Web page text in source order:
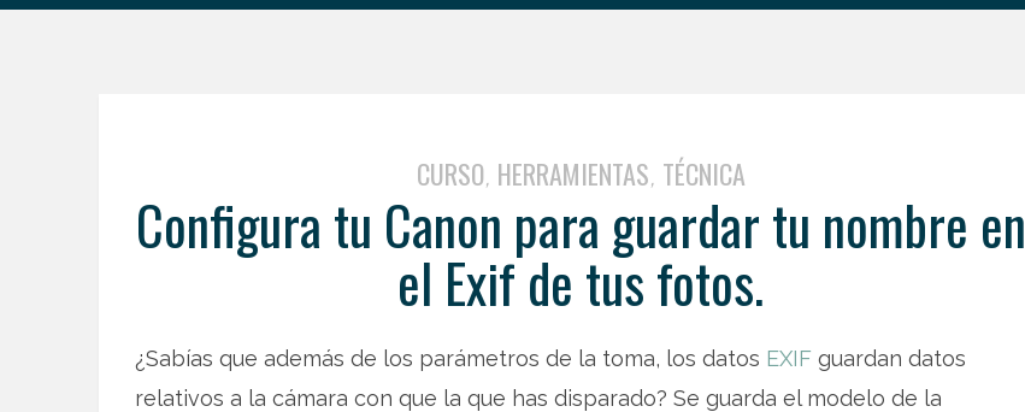
CURSO, HERRAMIENTAS, TÉCNICA
Configura tu Canon para guardar tu nombre en
el Exif de tus fotos.
¿Sabías que además de los parámetros de la toma, los datos EXIF guardan datos
relativos a la cámara con que la que has disparado? Se guarda el modelo de la